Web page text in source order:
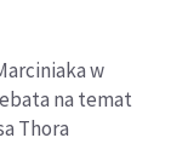
w
na temat
Thora